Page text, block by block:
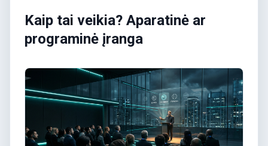
Kaip tai veikia? Aparatinė ar
programinė įranga